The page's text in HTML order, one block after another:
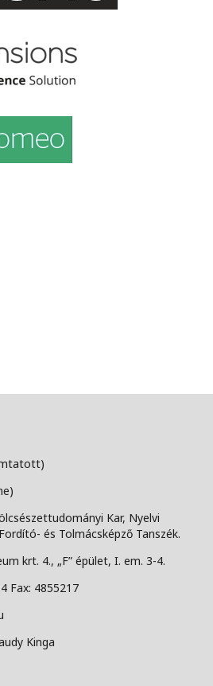
Kar, Nyelvi
és Tolmácsképző Tanszék.
krt. 4., „F” épület, I. em. 3-4.
Fax: 4855217
Kinga